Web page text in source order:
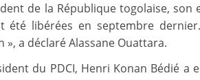
de la République togolaise, son
été libérées en septembre
a déclaré Alassane Ouattara.
du PDCI, Henri Konan Bédié a